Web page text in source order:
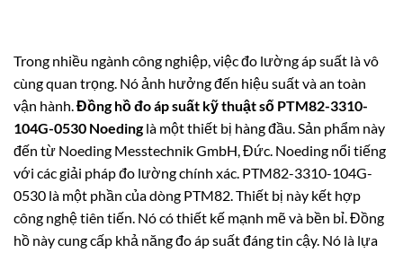
Trong nhiều ngành công nghiệp, việc đo lường áp suất là vô
cùng quan trọng. Nó ảnh hưởng đến hiệu suất và an toàn
vận hành.Đồng hồ đo áp suất kỹ thuật số PTM82-3310-
104G-0530 Noedinglà một thiết bị hàng đầu.Sản phẩm này
đến từ Noeding Messtechnik GmbH, Đức. Noeding nổi tiếng
với các giải pháp đo lường chính xác. PTM82-3310-104G-
0530 là một phần của dòng PTM82. Thiết bị này kết hợp
công nghệ tiên tiến. Nó có thiết kế mạnh mẽ và bền bỉ. Đồng
hồ này cung cấp khả năng đo áp suất đáng tin cậy. Nó là lựa